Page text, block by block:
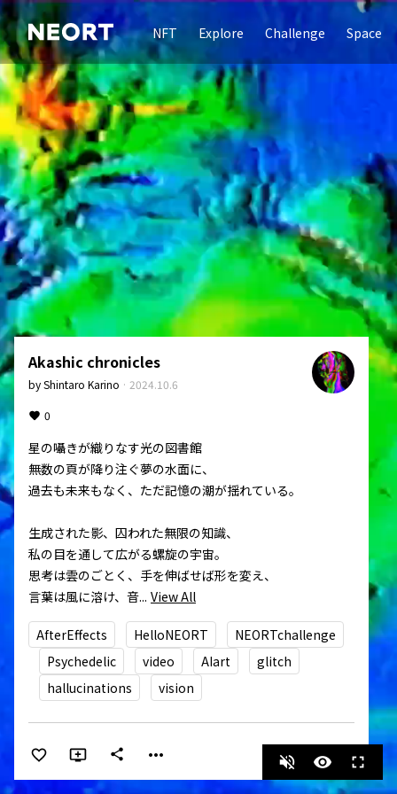
NFT Explore Challenge Space
Akashic chronicles
byShintaro Karino · 2024.10.6
0
星の囁きが織りなす光の図書館
無数の頁が降り注ぐ夢の水面に、
過去も未来もなく、ただ記憶の潮が揺れている。
生成された影、囚われた無限の知識、
私の目を通して広がる螺旋の宇宙。
思考は雲のごとく、手を伸ばせば形を変え、
言葉は風に溶け、音... View All
AfterEffects HelloNEORT
NEORTchallenge
Psychedelic
video AIart
glitch
hallucinations
vision
share more_horiz volume_off visibility fullscreen